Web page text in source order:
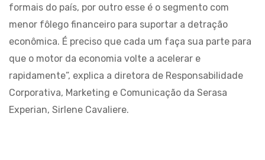
formais do país, por outro esse é o segmento com
menor fôlego financeiro para suportar a detração
econômica. É preciso que cada um faça sua parte para
que o motor da economia volte a acelerar e
rapidamente”, explica a diretora de Responsabilidade
Corporativa, Marketing e Comunicação da Serasa
Experian, Sirlene Cavaliere.